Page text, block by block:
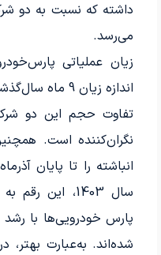
داشته که نسبت به دو
می‌رسد.
اندازه زیان 9
تفاوت حجم این دو
انباشته را تا پایان